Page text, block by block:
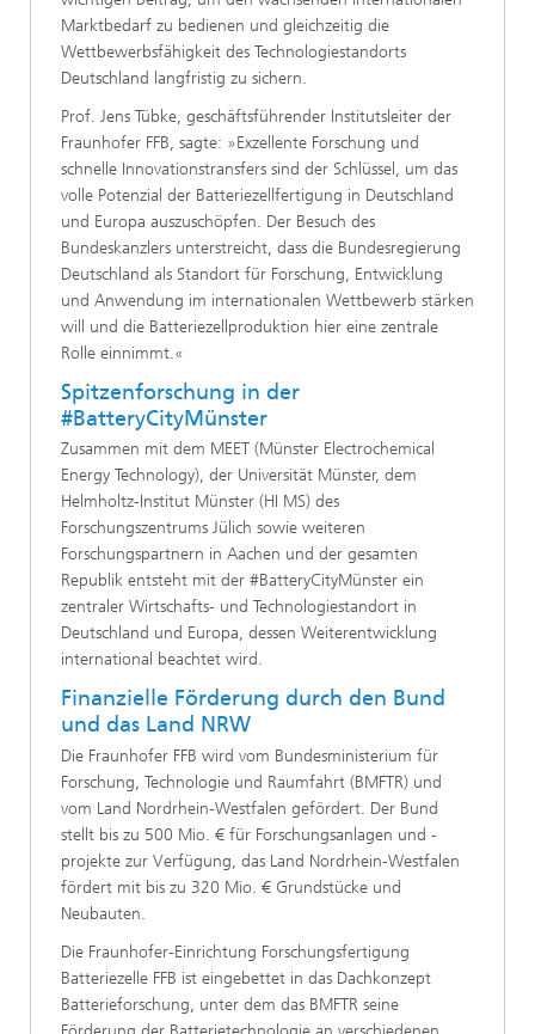
Marktbedarf zu bedienen und gleichzeitig die
Wettbewerbsfähigkeit des Technologiestandorts
Deutschland langfristig zu sichern.
Prof. Jens Tübke, geschäftsführender Institutsleiter der
Fraunhofer FFB, sagte: »Exzellente Forschung und
schnelle Innovationstransfers sind der Schlüssel, um das
volle Potenzial der Batteriezellfertigung in Deutschland
und Europa auszuschöpfen. Der Besuch des
Bundeskanzlers unterstreicht, dass die Bundesregierung
Deutschland als Standort für Forschung, Entwicklung
und Anwendung im internationalen Wettbewerb stärken
will und die Batteriezellproduktion hier eine zentrale
Rolle einnimmt.«
Spitzenforschung in der
#BatteryCityMünster
Zusammen mit dem MEET (Münster Electrochemical
Energy Technology), der Universität Münster, dem
Helmholtz-Institut Münster (HI MS) des
Forschungszentrums Jülich sowie weiteren
Forschungspartnern in Aachen und der gesamten
Republik entsteht mit der #BatteryCityMünster ein
zentraler Wirtschafts- und Technologiestandort in
Deutschland und Europa, dessen Weiterentwicklung
international beachtet wird.
Finanzielle Förderung durch den Bund
und das Land NRW
Die Fraunhofer FFB wird vom Bundesministerium für
Forschung, Technologie und Raumfahrt (BMFTR) und
vom Land Nordrhein-Westfalen gefördert. Der Bund
stellt bis zu 500 Mio. € für Forschungsanlagen und -
projekte zur Verfügung, das Land Nordrhein-Westfalen
fördert mit bis zu 320 Mio. € Grundstücke und
Neubauten.
Die Fraunhofer-Einrichtung Forschungsfertigung
Batteriezelle FFB ist eingebettet in das Dachkonzept
Batterieforschung, unter dem das BMFTR seine